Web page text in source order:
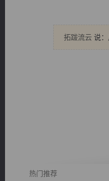
拓跋流云 说：
热门推荐